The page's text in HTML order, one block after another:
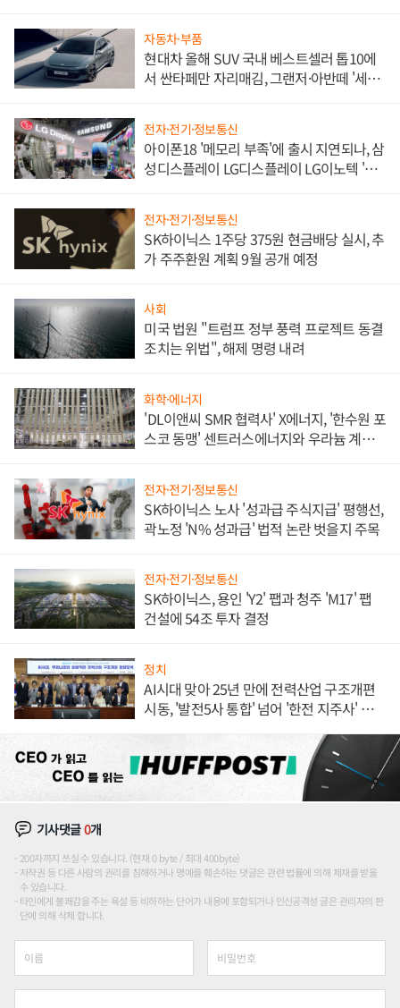
자동차·부품
현대차 올해 SUV 국내 베스트셀러 톱10에
서 싼타페만 자리매김, 그랜저·아반떼 '세단
전자·전기·정보통신
아이폰18 '메모리 부족'에 출시 지연되나, 삼
성디스플레이 LG디스플레이 LG이노텍 '탈
전자·전기·정보통신
SK하이닉스 1주당 375원 현금배당 실시, 추
가 주주환원 계획 9월 공개 예정
사회
미국 법원 "트럼프 정부 풍력 프로젝트 동결
조치는 위법", 해제 명령 내려
화학·에너지
'DL이앤씨 SMR 협력사' X에너지, '한수원 포
스코 동맹' 센트러스에너지와 우라늄 계약
전자·전기·정보통신
SK하이닉스 노사 '성과급 주식지급' 평행선,
곽노정 'N% 성과급' 법적 논란 벗을지 주목
전자·전기·정보통신
SK하이닉스, 용인 'Y2' 팹과 청주 'M17' 팹
건설에 54조 투자 결정
정치
AI시대 맞아 25년 만에 전력산업 구조개편
시동, '발전5사 통합' 넘어 '한전 지주사' 재편
기사댓글0개
200자까지 쓰실 수 있습니다. (현재 0 byte / 최대 400byte)
저작권 등 다른 사람의 권리를 침해하거나 명예를 훼손하는 댓글은 관련 법률에 의해 제재를 받을
수 있습니다.
타인에게 불쾌감을 주는 욕설 등 비하하는 단어가 내용에 포함되거나 인신공격성 글은 관리자의 판
단에 의해 삭제 합니다.